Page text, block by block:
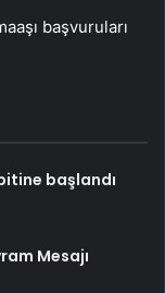
başvuruları
başlandı
Mesajı